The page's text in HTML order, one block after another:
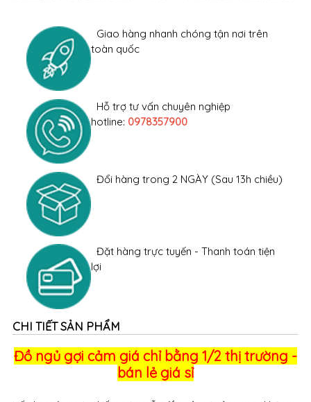
Thêm vào giỏ hàng
Giao hàng nhanh chóng tận nơi trên
Hỗ trợ tư vấn chuyên nghiệp
hotline:
Đổi hàng trong 2 NGÀY (Sau 13h chiều)